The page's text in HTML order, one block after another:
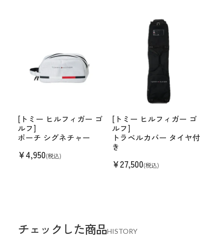
[トミー ヒルフィガー ゴ
ルフ]
ポーチ シグネチャー
¥4,950(税込)
[トミー ヒルフィガー ゴ
ルフ]
トラベルカバー タイヤ付
き
¥27,500(税込)
チェックした商品HISTORY